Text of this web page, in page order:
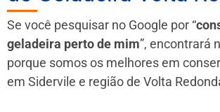
Se você pesquisar no Google por “
geladeira perto de mim”, encontrará
porque somos os melhores em
em Sidervile e região de Volta